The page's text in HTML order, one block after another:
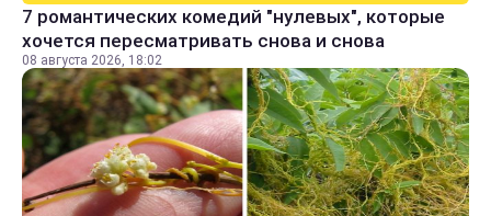
7 романтических комедий "нулевых", которые
хочется пересматривать снова и снова
08 августа 2026, 18:02